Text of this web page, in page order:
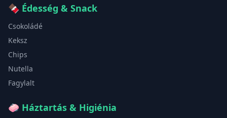
🍫 Édesség & Snack
Csokoládé
Keksz
Chips
Nutella
Fagylalt
🧼 Háztartás & Higiénia